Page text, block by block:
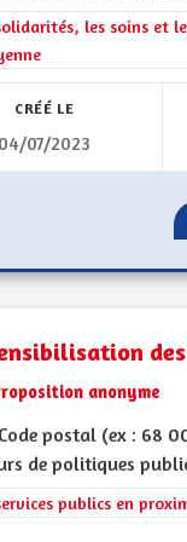
les résultats de la
les soins et
CRÉÉ LE
04/07/2023
anonyme
postal (ex : 68
de politiques
les résultats de la
publics en